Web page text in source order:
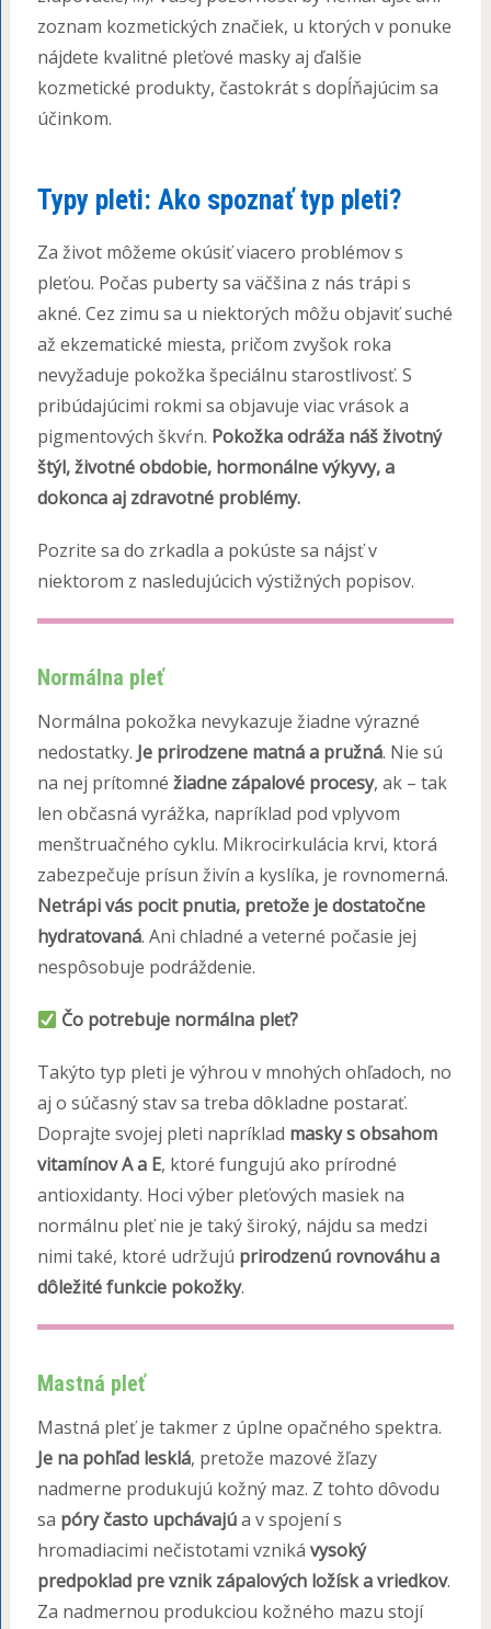
zoznam kozmetických značiek, u ktorých v ponuke
nájdete kvalitné pleťové masky aj ďalšie
kozmetické produkty, častokrát s dopĺňajúcim sa
účinkom.
Typy pleti: Ako spoznať typ pleti?
Za život môžeme okúsiť viacero problémov s
pleťou. Počas puberty sa väčšina z nás trápi s
akné. Cez zimu sa u niektorých môžu objaviť suché
až ekzematické miesta, pričom zvyšok roka
nevyžaduje pokožka špeciálnu starostlivosť. S
pribúdajúcimi rokmi sa objavuje viac vrások a
pigmentových škvŕn. Pokožka odráža náš životný
štýl, životné obdobie, hormonálne výkyvy, a
dokonca aj zdravotné problémy.
Pozrite sa do zrkadla a pokúste sa nájsť v
niektorom z nasledujúcich výstižných popisov.
Normálna pleť
Normálna pokožka nevykazuje žiadne výrazné
nedostatky. Je prirodzene matná a pružná. Nie sú
na nej prítomné žiadne zápalové procesy, ak – tak
len občasná vyrážka, napríklad pod vplyvom
menštruačného cyklu. Mikrocirkulácia krvi, ktorá
zabezpečuje prísun živín a kyslíka, je rovnomerná.
Netrápi vás pocit pnutia, pretože je dostatočne
hydratovaná. Ani chladné a veterné počasie jej
nespôsobuje podráždenie.
Čo potrebuje normálna pleť?
Takýto typ pleti je výhrou v mnohých ohľadoch, no
aj o súčasný stav sa treba dôkladne postarať.
Doprajte svojej pleti napríklad masky s obsahom
vitamínov A a E, ktoré fungujú ako prírodné
antioxidanty. Hoci výber pleťových masiek na
normálnu pleť nie je taký široký, nájdu sa medzi
nimi také, ktoré udržujú prirodzenú rovnováhu a
dôležité funkcie pokožky.
Mastná pleť
Mastná pleť je takmer z úplne opačného spektra.
Je na pohľad lesklá, pretože mazové žľazy
nadmerne produkujú kožný maz. Z tohto dôvodu
sa póry často upchávajúa v spojení s
hromadiacimi nečistotami vzniká vysoký
predpoklad pre vznik zápalových ložísk a vriedkov.
Za nadmernou produkciou kožného mazu stojí